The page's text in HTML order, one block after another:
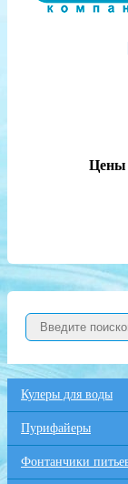
Цены
Кулеры для воды
Пурифайеры
Фонтанчики